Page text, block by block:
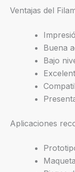
Ventajas del
Buena
Bajo
Aplicaciones